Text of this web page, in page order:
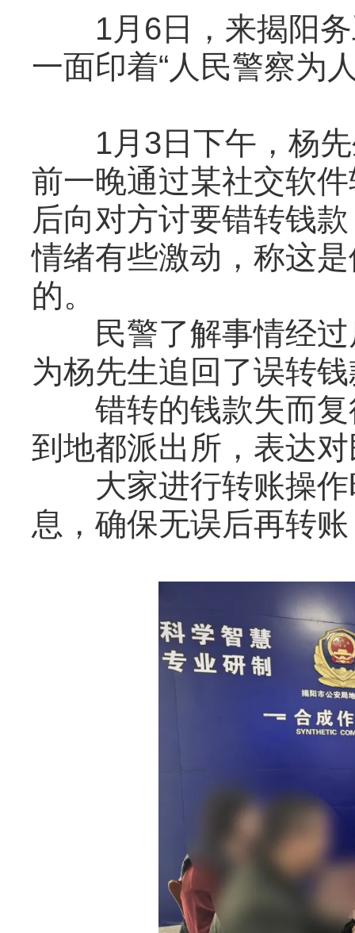
1月6日，来揭阳务
一面印着“人民警察为
1月3日下午，杨先
前一晚通过某社交软
后向对方讨要错转钱
情绪有些激动，称这
的。
民警了解事情经过
为杨先生追回了误转
错转的钱款失而复
到地都派出所，表达
大家进行转账操作
息，确保无误后再转